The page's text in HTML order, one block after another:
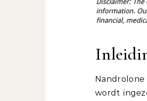
wordt